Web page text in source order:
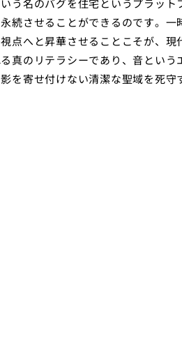
う名のバグを住宅というプラット
続させることができるのです。一
点へと昇華させることこそが、現
真のリテラシーであり、音という
を寄せ付けない清潔な聖域を死守